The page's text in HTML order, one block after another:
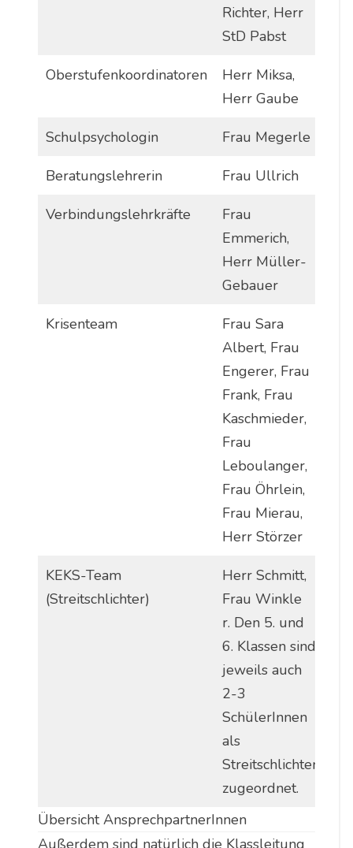
Richter, Herr
StD Pabst
Oberstufenkoordinatoren
Herr Miksa,
Herr Gaube
Schulpsychologin Frau Megerle
Beratungslehrerin Frau Ullrich
Verbindungslehrkräfte
Frau
Emmerich,
Herr Müller-
Gebauer
Krisenteam
Frau Sara
Albert, Frau
Engerer, Frau
Frank, Frau
Kaschmieder,
Frau
Leboulanger,
Frau Öhrlein,
Frau Mierau,
Herr Störzer
KEKS-Team
(Streitschlichter)
Herr Schmitt,
Frau Winkle
r. Den 5. und
6. Klassen sind
jeweils auch
2-3
SchülerInnen
als
Streitschlichter
zugeordnet.
Übersicht AnsprechpartnerInnen